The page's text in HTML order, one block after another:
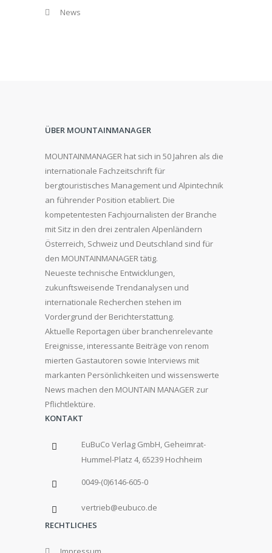
News
ÜBER MOUNTAINMANAGER
MOUNTAINMANAGER hat sich in 50 Jahren als die
internationale Fachzeitschrift für
bergtouristisches Management und Alpintechnik
an führender Position etabliert. Die
kompetentesten Fachjournalisten der Branche
mit Sitz in den drei zentralen Alpenländern
Österreich, Schweiz und Deutschland sind für
den MOUNTAINMANAGER tätig.
Neueste technische Entwicklungen,
zukunftsweisende Trendanalysen und
internationale Recherchen stehen im
Vordergrund der Berichterstattung.
Aktuelle Reportagen über branchenrelevante
Ereignisse, interessante Beiträge von renom
mierten Gastautoren sowie Interviews mit
markanten Persönlichkeiten und wissenswerte
News machen den MOUNTAIN MANAGER zur
Pflichtlektüre.
KONTAKT
EuBuCo Verlag GmbH, Geheimrat-
Hummel-Platz 4, 65239 Hochheim
0049-(0)6146-605-0
vertrieb@eubuco.de
RECHTLICHES